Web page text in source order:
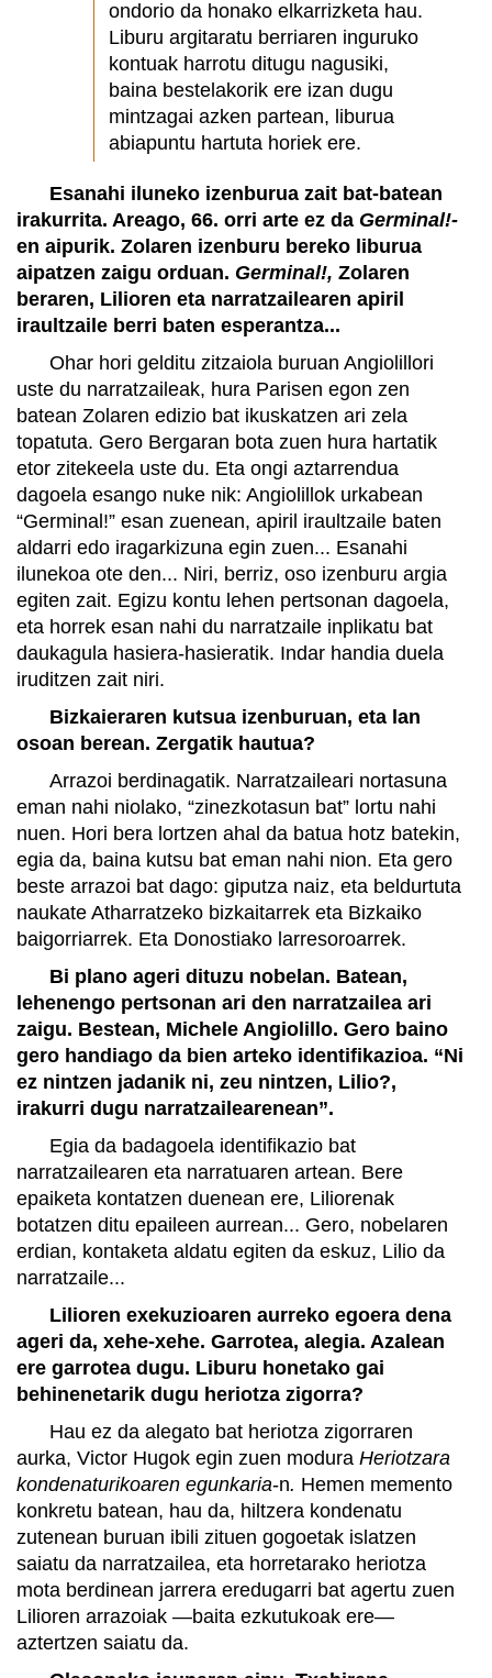
ondorio da honako elkarrizketa hau.
Liburu argitaratu berriaren inguruko
kontuak harrotu ditugu nagusiki,
baina bestelakorik ere izan dugu
mintzagai azken partean, liburua
abiapuntu hartuta horiek ere.
Esanahi iluneko izenburua zait bat-batean
irakurrita. Areago, 66. orri arte ez da Germinal!-
en aipurik. Zolaren izenburu bereko liburua
aipatzen zaigu orduan. Germinal!, Zolaren
beraren, Lilioren eta narratzailearen apiril
iraultzaile berri baten esperantza...
Ohar hori gelditu zitzaiola buruan Angiolillori
uste du narratzaileak, hura Parisen egon zen
batean Zolaren edizio bat ikuskatzen ari zela
topatuta. Gero Bergaran bota zuen hura hartatik
etor zitekeela uste du. Eta ongi aztarrendua
dagoela esango nuke nik: Angiolillok urkabean
“Germinal!” esan zuenean, apiril iraultzaile baten
aldarri edo iragarkizuna egin zuen... Esanahi
ilunekoa ote den... Niri, berriz, oso izenburu argia
egiten zait. Egizu kontu lehen pertsonan dagoela,
eta horrek esan nahi du narratzaile inplikatu bat
daukagula hasiera-hasieratik. Indar handia duela
iruditzen zait niri.
Bizkaieraren kutsua izenburuan, eta lan
osoan berean. Zergatik hautua?
Arrazoi berdinagatik. Narratzaileari nortasuna
eman nahi niolako, “zinezkotasun bat” lortu nahi
nuen. Hori bera lortzen ahal da batua hotz batekin,
egia da, baina kutsu bat eman nahi nion. Eta gero
beste arrazoi bat dago: giputza naiz, eta beldurtuta
naukate Atharratzeko bizkaitarrek eta Bizkaiko
baigorriarrek. Eta Donostiako larresoroarrek.
Bi plano ageri dituzu nobelan. Batean,
lehenengo pertsonan ari den narratzailea ari
zaigu. Bestean, Michele Angiolillo. Gero baino
gero handiago da bien arteko identifikazioa. “Ni
ez nintzen jadanik ni, zeu nintzen, Lilio?,
irakurri dugu narratzailearenean”.
Egia da badagoela identifikazio bat
narratzailearen eta narratuaren artean. Bere
epaiketa kontatzen duenean ere, Liliorenak
botatzen ditu epaileen aurrean... Gero, nobelaren
erdian, kontaketa aldatu egiten da eskuz, Lilio da
narratzaile...
Lilioren exekuzioaren aurreko egoera dena
ageri da, xehe-xehe. Garrotea, alegia. Azalean
ere garrotea dugu. Liburu honetako gai
behinenetarik dugu heriotza zigorra?
Hau ez da alegato bat heriotza zigorraren
aurka, Victor Hugok egin zuen modura Heriotzara
kondenaturikoaren egunkaria-n. Hemen memento
konkretu batean, hau da, hiltzera kondenatu
zutenean buruan ibili zituen gogoetak islatzen
saiatu da narratzailea, eta horretarako heriotza
mota berdinean jarrera eredugarri bat agertu zuen
Lilioren arrazoiak —baita ezkutukoak ere—
aztertzen saiatu da.